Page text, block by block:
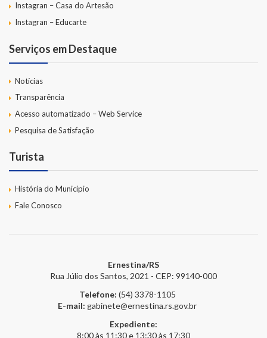
Instagran – Casa do Artesão
Instagran – Educarte
Serviços em Destaque
Notícias
Transparência
Acesso automatizado – Web Service
Pesquisa de Satisfação
Turista
História do Município
Fale Conosco
Ernestina/RS
Rua Júlio dos Santos, 2021 - CEP: 99140-000
Telefone: (54) 3378-1105
E-mail: gabinete@ernestina.rs.gov.br
Expediente:
8:00 às 11:30 e 13:30 às 17:30